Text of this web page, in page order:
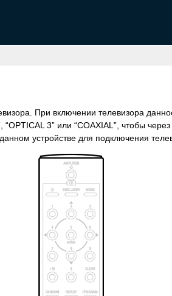
При включении телевизора
3” или “COAXIAL”, чтобы
устройстве для подключения